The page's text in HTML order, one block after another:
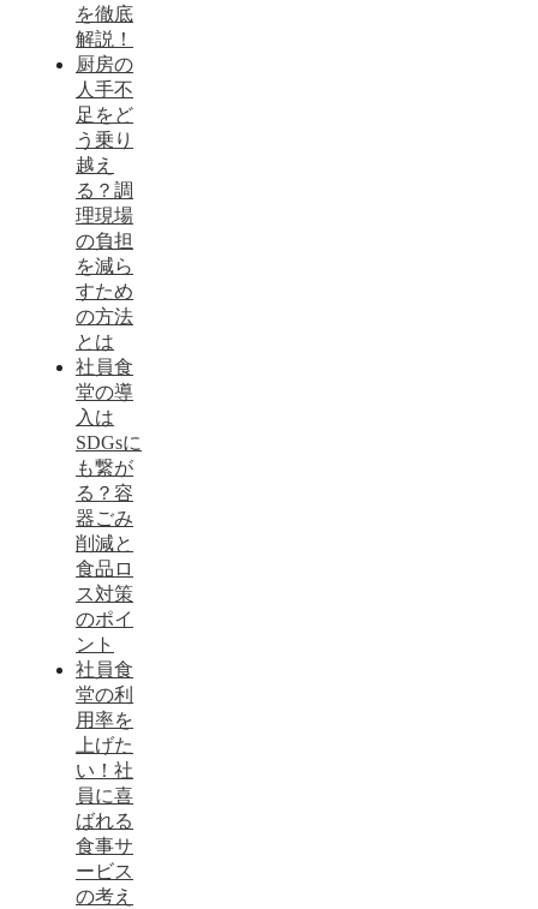
を徹底
解説！
厨房の
人手不
足をど
う乗り
越え
る？調
理現場
の負担
を減ら
すため
の方法
とは
社員食
堂の導
入は
SDGsに
も繋が
る？容
器ごみ
削減と
食品ロ
ス対策
のポイ
ント
社員食
堂の利
用率を
上げた
い！社
員に喜
ばれる
食事サ
ービス
の考え